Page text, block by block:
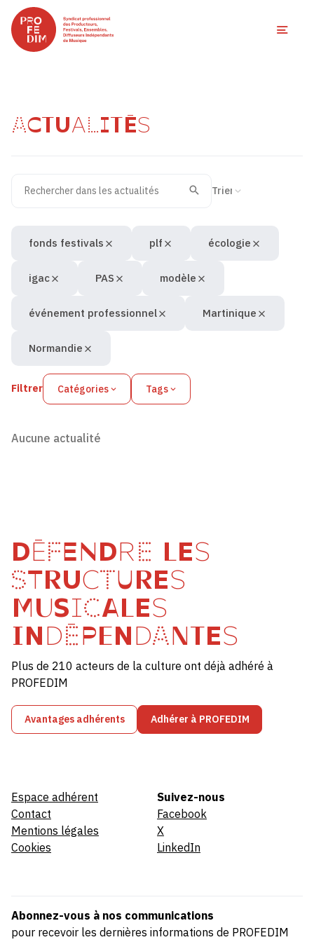
ACTUALITÉS
Recherche
Valider
Filtrer Catégories Tags
fonds festivals plf écologie
igac PAS modèle
événement professionnel Martinique
Normandie
Aucune actualité
DÉFENDRE LES
STRUCTURES
MUSICALES
INDÉPENDANTES
Plus de 210 acteurs de la culture ont déjà adhéré à
PROFEDIM
Avantages adhérents Adhérer à PROFEDIM
Espace adhérent
Contact
Mentions légales
Cookies
Suivez-nous
Facebook
X
LinkedIn
Abonnez-vous à nos communications
pour recevoir les dernières informations de PROFEDIM